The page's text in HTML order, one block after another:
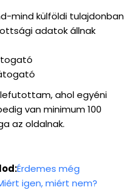
mind külföldi tulajdonban
adatok állnak
ahol egyéni
van minimum 100
az oldalnak.
Érdemes még
igen, miért nem?